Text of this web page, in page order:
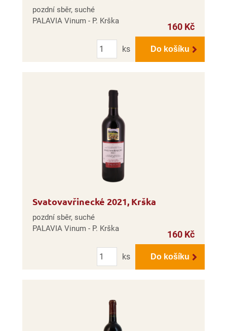
pozdní sběr, suché
PALAVIA Vinum - P. Krška
160 Kč
Počet
ks
Do košíku
Svatovavřinecké 2021, Krška
pozdní sběr, suché
PALAVIA Vinum - P. Krška
160 Kč
Počet
ks
Do košíku